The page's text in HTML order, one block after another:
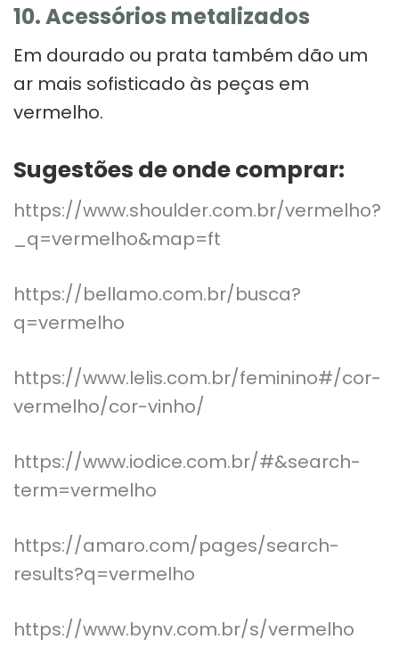
10. Acessórios metalizados
Em dourado ou prata também dão um
ar mais sofisticado às peças em
vermelho.
Sugestões de onde comprar:
https://www.shoulder.com.br/vermelho?
_q=vermelho&map=ft
https://bellamo.com.br/busca?
q=vermelho
https://www.lelis.com.br/feminino#/cor-
vermelho/cor-vinho/
https://www.iodice.com.br/#&search-
term=vermelho
https://amaro.com/pages/search-
results?q=vermelho
https://www.bynv.com.br/s/vermelho